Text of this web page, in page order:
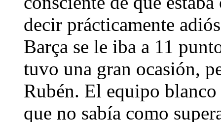
decir prácticamente
Barça se le iba a 11
tuvo una gran ocasión,
Rubén. El equipo
que no sabía como